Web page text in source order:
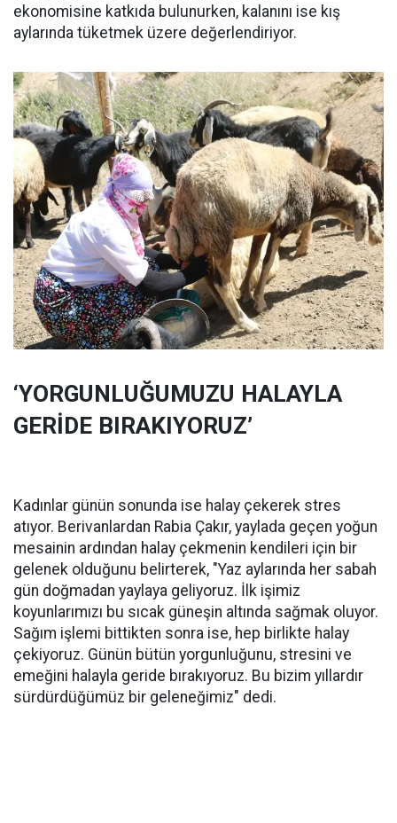
ekonomisine katkıda bulunurken, kalanını ise kış
aylarında tüketmek üzere değerlendiriyor.
‘YORGUNLUĞUMUZU HALAYLA
GERİDE BIRAKIYORUZ’
Kadınlar günün sonunda ise halay çekerek stres
atıyor. Berivanlardan Rabia Çakır, yaylada geçen yoğun
mesainin ardından halay çekmenin kendileri için bir
gelenek olduğunu belirterek, "Yaz aylarında her sabah
gün doğmadan yaylaya geliyoruz. İlk işimiz
koyunlarımızı bu sıcak güneşin altında sağmak oluyor.
Sağım işlemi bittikten sonra ise, hep birlikte halay
çekiyoruz. Günün bütün yorgunluğunu, stresini ve
emeğini halayla geride bırakıyoruz. Bu bizim yıllardır
sürdürdüğümüz bir geleneğimiz" dedi.